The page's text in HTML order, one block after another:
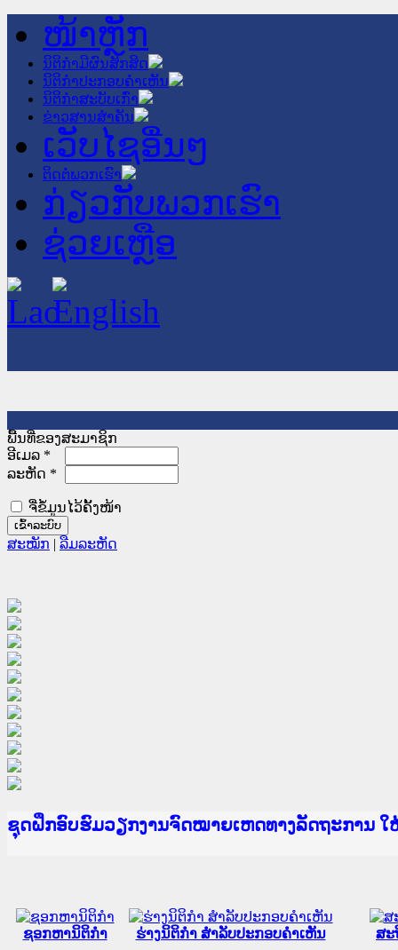
ໜ້າຫຼັກ
ນິຕິກໍາມີຜົນສັກສິດ
ນິຕິກໍາປະກອບຄໍາເຫັນ
ນິຕິກໍາສະບັບເກົ່າ
ຂ່າວສານສໍາຄັນ
ເວັບໄຊອື່ນໆ
ຕິດຕໍ່ພວກເຮົາ
ກ່ຽວກັບພວກເຮົາ
ຊ່ວຍເຫຼືອ
ພື້ນທີ່ຂອງສະມາຊິກ
ອີເມລ *
ລະຫັດ *
ຈື່ຂໍ້ມູນໄວ້ຄັ້ງໜ້າ
ສະໝັກ | ລືມລະຫັດ
Ministry of Justice Lao PDR
ເຜີຍແຜ່ວັບໄຊຈົດໝາຍເຫດທາງລັດຖະການ ແລະ ແອັ
ກະຊວງຍຸຕິທຳ
ຊຸດຝຶກອົບຮົມວຽກງານຈົດໝາຍເຫດທາງລັດຖະການ
ກອງປະຊຸມທົບທວນຄືນການຈັດຕັ້ງປະຕິບັດວຽກງານຈົ
ຝຶກອົບຮົມ ຜູ່ປະສານງານວຽກງານຈົດໝາຍເຫດທາງລັ
ຝຶກອົບຮົມ ຜູ່ປະສານງານວຽກງານຈົດໝາຍເຫດທາງລັ
ເຜີຍແຜ່ແອັບກົດໝາຍລາວ ແລະ ເວັບໄຊຈົດໝາຍເຫດ
ເຜີຍແຜ່ແອັບກົດໝາຍລາວ ແລະ ເວັບໄຊຈົດໝາຍເຫດ
ຍົກລະດັບວຽກງານຈົດໝາຍເຫດທາງລັດຖະການໃຫ້ຜູ້
ຊຸດຝຶກອົບຮົມວຽກງານຈົດໝາຍເຫດທາງລັດຖະການ ໃ
ຊອກຫານິຕິກໍາ ຮ່າງນິຕິກໍາ ສໍາລັບປະກອບຄໍາເຫັນ ສະ